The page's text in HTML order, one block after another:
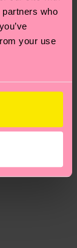
who
your use